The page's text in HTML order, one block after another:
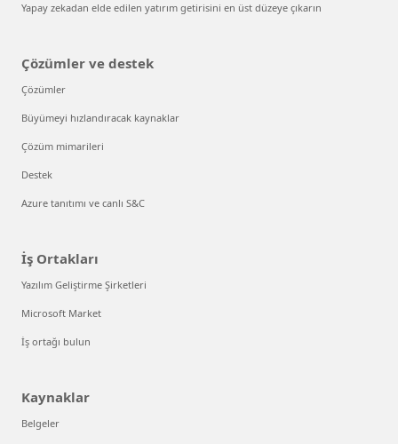
Yapay zekadan elde edilen yatırım getirisini en üst düzeye çıkarın
Çözümler ve destek
Çözümler
Büyümeyi hızlandıracak kaynaklar
Çözüm mimarileri
Destek
Azure tanıtımı ve canlı S&C
İş Ortakları
Yazılım Geliştirme Şirketleri
Microsoft Market
İş ortağı bulun
Kaynaklar
Belgeler